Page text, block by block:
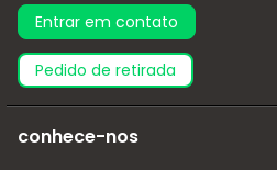
Entrar em contato
pedido de retirada
conhece-nos